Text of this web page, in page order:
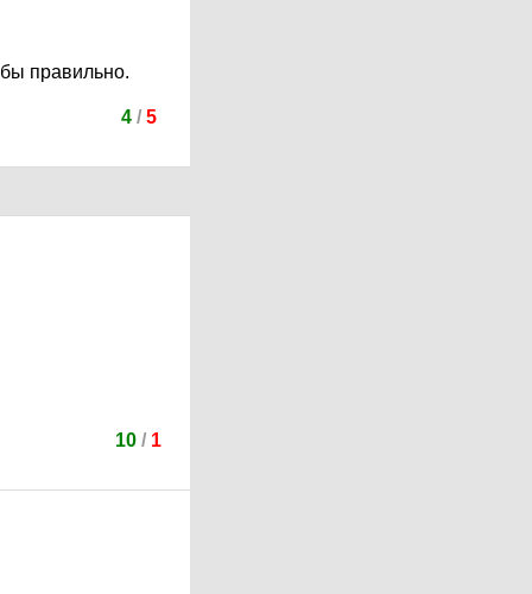
правильно.
4/ 5
10 / 1